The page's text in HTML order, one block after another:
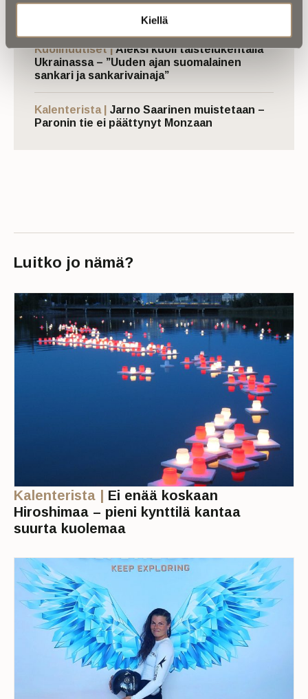
Kiellä
hiihtovaelluksella Lapissa
Kuolinuutiset |Aleksi kuoli taistelukentällä
Ukrainassa – ”Uuden ajan suomalainen
sankari ja sankarivainaja”
Kalenterista |
Jarno Saarinen muistetaan –
Paronin tie ei päättynyt Monzaan
Luitko jo nämä?
Kalenterista | Ei enää koskaan
Hiroshimaa – pieni kynttilä kantaa
suurta kuolemaa